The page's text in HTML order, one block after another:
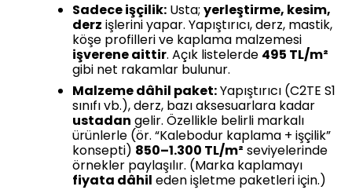
Sadece işçilik: Usta; yerleştirme, kesim,
derz işlerini yapar. Yapıştırıcı, derz, mastik,
köşe profilleri ve kaplama malzemesi
işverene aittir. Açık listelerde 495 TL/m²
gibi net rakamlar bulunur.
Malzeme dâhil paket:Yapıştırıcı (C2TE S1
sınıfı vb.), derz, bazı aksesuarlara kadar
ustadan gelir. Özellikle belirli markalı
ürünlerle (ör. “Kalebodur kaplama + işçilik”
konsepti) 850–1.300 TL/m² seviyelerinde
örnekler paylaşılır. (Marka kaplamayı
fiyata dâhil eden işletme paketleri için.)